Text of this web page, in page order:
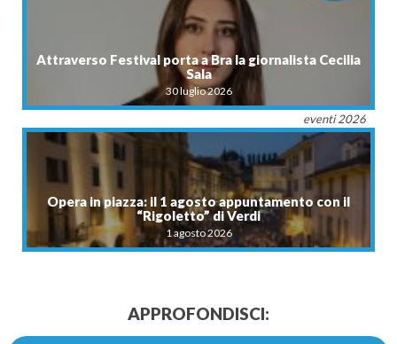
Attraverso Festival porta a Bra la giornalista Cecilia
Sala
30 luglio 2026
eventi 2026
Opera in piazza: il 1 agosto appuntamento con il
“Rigoletto” di Verdi
1 agosto 2026
APPROFONDISCI: